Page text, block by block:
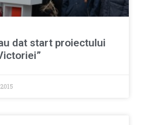
dat start proiectului